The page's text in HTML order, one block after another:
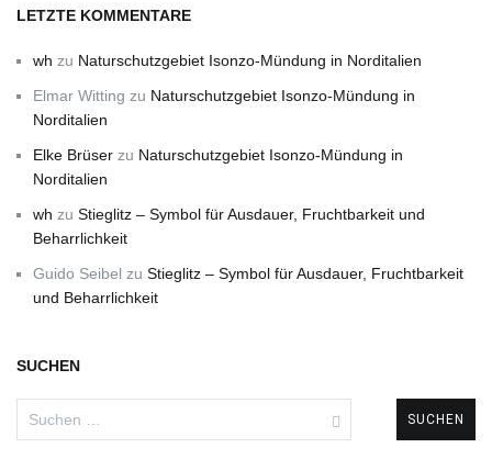
LETZTE KOMMENTARE
wh zu Naturschutzgebiet Isonzo-Mündung in Norditalien
Elmar Witting zu Naturschutzgebiet Isonzo-Mündung in
Norditalien
Elke Brüser zu Naturschutzgebiet Isonzo-Mündung in
Norditalien
wh zu Stieglitz – Symbol für Ausdauer, Fruchtbarkeit und
Beharrlichkeit
Guido Seibel zu Stieglitz – Symbol für Ausdauer, Fruchtbarkeit
und Beharrlichkeit
SUCHEN